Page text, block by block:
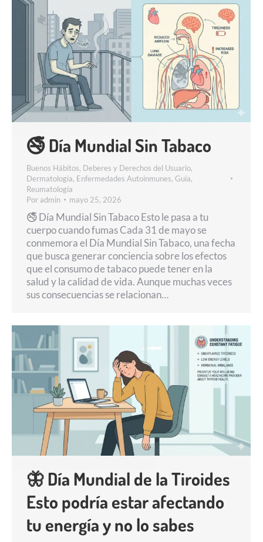
🚭 Día Mundial Sin Tabaco
Buenos Hábitos, Deberes y Derechos del Usuario,
Dermatologia, Enfermedades Autoinmunes, Guia,
Reumatología
Poradmin mayo 25, 2026
🚭 Día Mundial Sin Tabaco Esto le pasa a tu
cuerpo cuando fumas Cada 31 de mayo se
conmemora el Día Mundial Sin Tabaco, una fecha
que busca generar conciencia sobre los efectos
que el consumo de tabaco puede tener en la
salud y la calidad de vida. Aunque muchas veces
sus consecuencias se relacionan…
🦋 Día Mundial de la Tiroides
Esto podría estar afectando
tu energía y no lo sabes